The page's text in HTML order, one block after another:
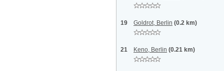
19 Goldrot, Berlin (0.2 km)
21 Keno, Berlin (0.21 km)